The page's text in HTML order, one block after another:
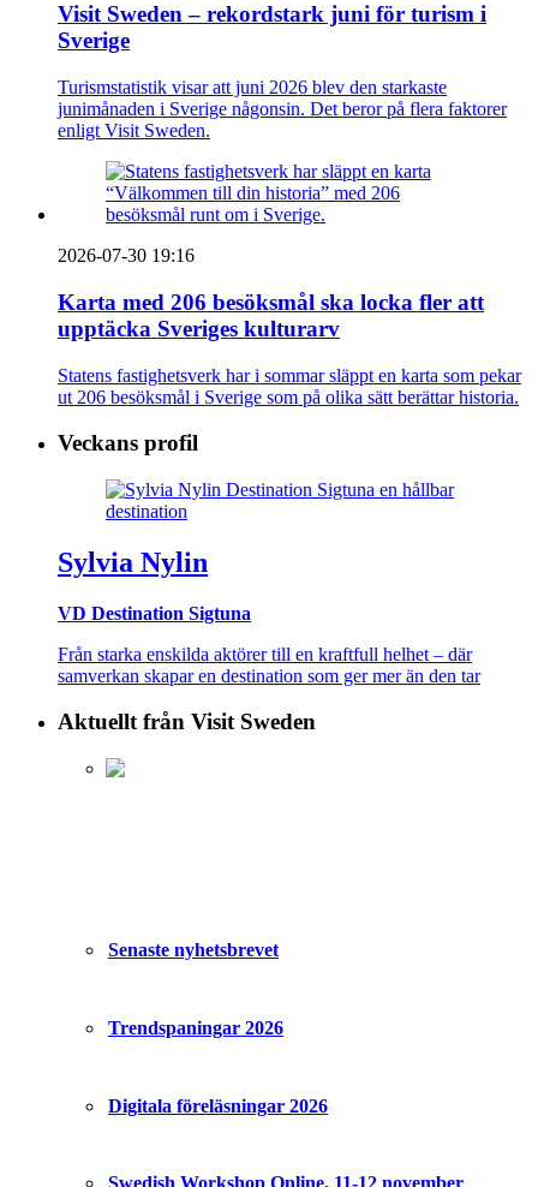
Visit Sweden – rekordstark juni för turism i
Sverige
Turismstatistik visar att juni 2026 blev den starkaste
junimånaden i Sverige någonsin. Det beror på flera faktorer
enligt Visit Sweden.
2026-07-30 19:16
Karta med 206 besöksmål ska locka fler att
upptäcka Sveriges kulturarv
Statens fastighetsverk har i sommar släppt en karta som pekar
ut 206 besöksmål i Sverige som på olika sätt berättar historia.
Veckans profil
Sylvia Nylin
VD Destination Sigtuna
Från starka enskilda aktörer till en kraftfull helhet – där
samverkan skapar en destination som ger mer än den tar
Aktuellt från Visit Sweden
Senaste nyhetsbrevet
Trendspaningar 2026
Digitala föreläsningar 2026
Swedish Workshop Online, 11-12 november